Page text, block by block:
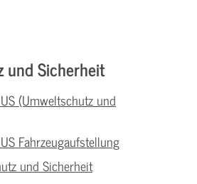
und Sicherheit
(Umweltschutz und
Fahrzeugaufstellung
und Sicherheit